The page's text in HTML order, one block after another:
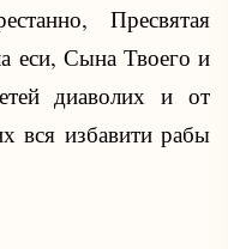
Пресвятая
еси, Сына Твоего и
диаволих и от
вся избавити рабы